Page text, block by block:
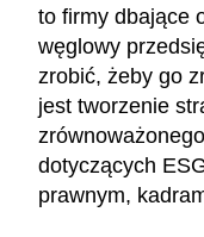
to firmy dbające
węglowy
zrobić, żeby go
jest tworzenie
dotyczących
prawnym,